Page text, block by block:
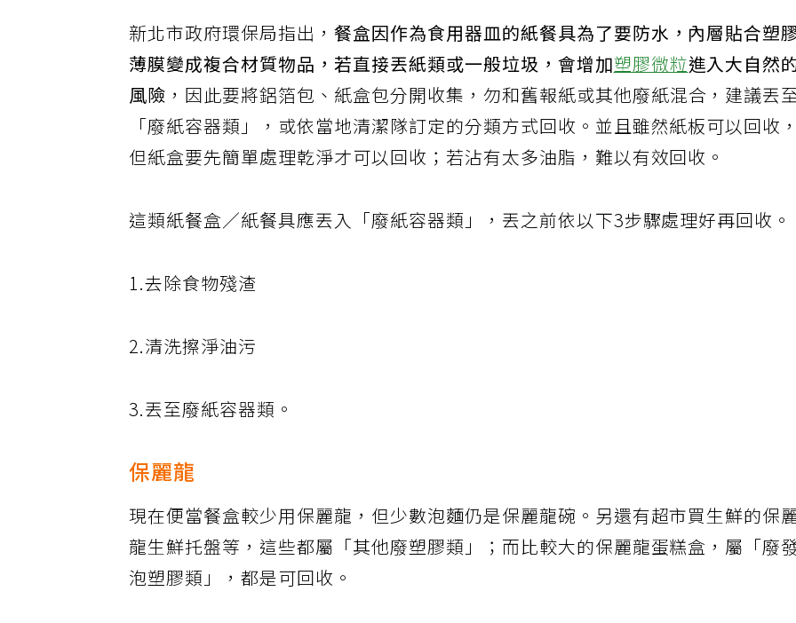
新北市政府環保局指出，餐盒因作為食用器皿的紙餐具為了要防水，內層貼合塑
薄膜變成複合材質物品，若直接丟紙類或一般垃圾，會增加塑膠微粒進入大自然
風險 ，因此要將鋁箔包、紙盒包分開收集，勿和舊報紙或其他廢紙混合，建議丟
「廢紙容器類」，或依當地清潔隊訂定的分類方式回收。並且雖然紙板可以回收
但紙盒要先簡單處理乾淨才可以回收；若沾有太多油脂，難以有效回收。
這類紙餐盒／紙餐具應丟入「廢紙容器類」，丟之前依以下3步驟處理好再回收。
1.去除食物殘渣
2.清洗擦淨油污
3.丟至廢紙容器類。
保麗龍
現在便當餐盒較少用保麗龍，但少數泡麵仍是保麗龍碗。另還有超市買生鮮的保
龍生鮮托盤等，這些都屬「其他廢塑膠類」；而比較大的保麗龍蛋糕盒，屬「廢
泡塑膠類」，都是可回收。